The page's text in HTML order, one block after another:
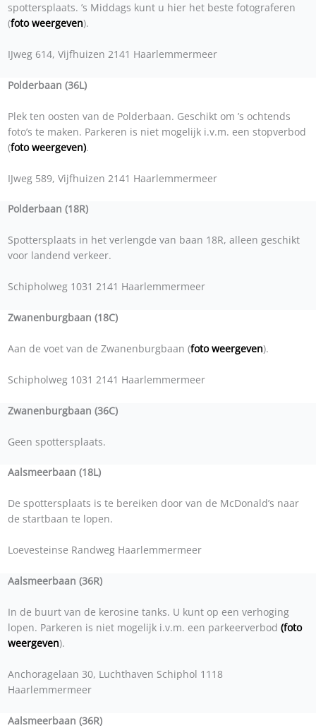
spottersplaats. ’s Middags kunt u hier het beste fotograferen
(foto weergeven).
IJweg 614, Vijfhuizen 2141 Haarlemmermeer
Polderbaan (36L)
Plek ten oosten van de Polderbaan. Geschikt om ’s ochtends
foto’s te maken. Parkeren is niet mogelijk i.v.m. een stopverbod
(foto weergeven).
IJweg 589, Vijfhuizen 2141 Haarlemmermeer
Polderbaan (18R)
Spottersplaats in het verlengde van baan 18R, alleen geschikt
voor landend verkeer.
Schipholweg 1031 2141 Haarlemmermeer
Zwanenburgbaan (18C)
Aan de voet van de Zwanenburgbaan (foto weergeven).
Schipholweg 1031 2141 Haarlemmermeer
Zwanenburgbaan (36C)
Geen spottersplaats.
Aalsmeerbaan (18L)
De spottersplaats is te bereiken door van de McDonald’s naar
de startbaan te lopen.
Loevesteinse Randweg Haarlemmermeer
Aalsmeerbaan (36R)
In de buurt van de kerosine tanks. U kunt op een verhoging
lopen. Parkeren is niet mogelijk i.v.m. een parkeerverbod(foto
weergeven).
Anchoragelaan 30, Luchthaven Schiphol 1118
Haarlemmermeer
Aalsmeerbaan (36R)